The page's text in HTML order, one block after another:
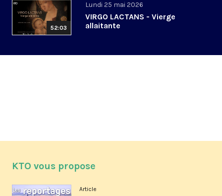
52:03
Lundi 25 mai 2026
VIRGO LACTANS - Vierge
allaitante
KTO vous propose
Article